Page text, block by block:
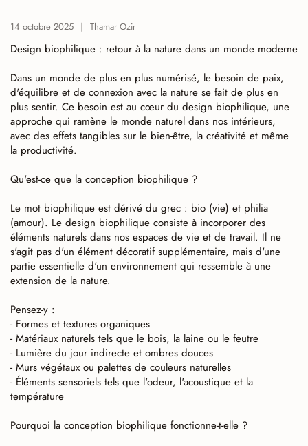
14 octobre 2025 Thamar Ozir
Design biophilique : retour à la nature dans un monde moderne
Dans un monde de plus en plus numérisé, le besoin de paix,
d'équilibre et de connexion avec la nature se fait de plus en
plus sentir. Ce besoin est au cœur du design biophilique, une
approche qui ramène le monde naturel dans nos intérieurs,
avec des effets tangibles sur le bien-être, la créativité et même
la productivité.
Qu'est-ce que la conception biophilique ?
Le mot biophilique est dérivé du grec : bio (vie) et philia
(amour). Le design biophilique consiste à incorporer des
éléments naturels dans nos espaces de vie et de travail. Il ne
s'agit pas d'un élément décoratif supplémentaire, mais d'une
partie essentielle d'un environnement qui ressemble à une
extension de la nature.
Pensez-y :
- Formes et textures organiques
- Matériaux naturels tels que le bois, la laine ou le feutre
- Lumière du jour indirecte et ombres douces
- Murs végétaux ou palettes de couleurs naturelles
- Éléments sensoriels tels que l'odeur, l'acoustique et la
température
Pourquoi la conception biophilique fonctionne-t-elle ?